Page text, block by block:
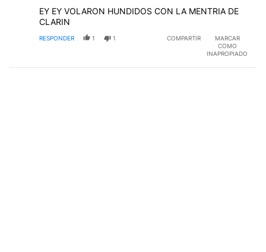
EY EY VOLARON HUNDIDOS CON LA MENTRIA DE
CLARIN
RESPONDER 1 1 COMPARTIR
MARCAR
COMO
INAPROPIADO